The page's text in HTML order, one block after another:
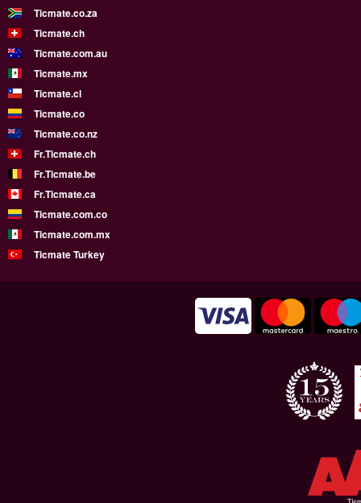
Ticmate.co.za
Ticmate.ch
Ticmate.com.au
Ticmate.mx
Ticmate.cl
Ticmate.co
Ticmate.co.nz
Fr.Ticmate.ch
Fr.Ticmate.be
Fr.Ticmate.ca
Ticmate.com.co
Ticmate.com.mx
Ticmate Turkey